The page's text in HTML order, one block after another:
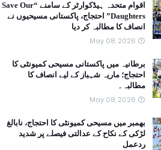
اقوام متحدہ ہیڈکوارٹر کے سامنے “Save Our
Daughters” احتجاج، پاکستانی مسیحیوں نے
انصاف کا مطالبہ کر دیا
May 08, 2026
برطانیہ میں پاکستانی مسیحی کمیونٹی کا
احتجاج؛ ماریہ شہباز کے لیے انصاف کا
مطالبہ۔
May 08, 2026
بھمبر میں مسیحی کمیونٹی کا احتجاج، نابالغ
لڑکی کے نکاح کے عدالتی فیصلے پر شدید
ردعمل